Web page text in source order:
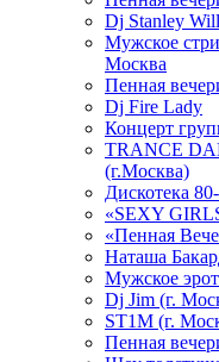
Dj Stanley
Мужское
Москва
Пенная
Dj Fire Lady
Концерт
TRANCE
(г.Москва)
Дискотека
«SEXY
«Пенная
Hаташа
Мужское
Dj Jim (г.
ST1M (г.
Пенная